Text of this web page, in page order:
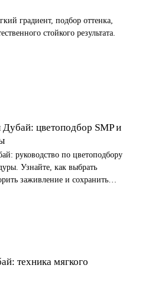
градиент, подбор оттенка,
стойкого результата.
цветоподбор SMP и
руководство по цветоподбору
Узнайте, как выбрать
заживление и сохранить
техника мягкого